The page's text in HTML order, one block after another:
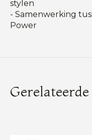
stylen
- Samenwerking
Power